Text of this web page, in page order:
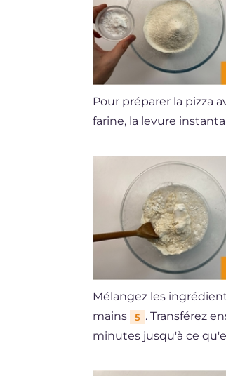
Pour préparer la pizza
farine, la levure
Mélangez les
mains
5 . Transférez
minutes jusqu'à ce